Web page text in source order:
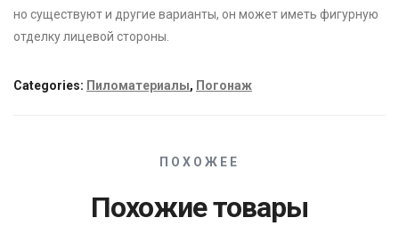
но существуют и другие варианты, он может иметь фигурную
отделку лицевой стороны.
Categories: Пиломатериалы, Погонаж
ПОХОЖЕЕ
Похожие товары